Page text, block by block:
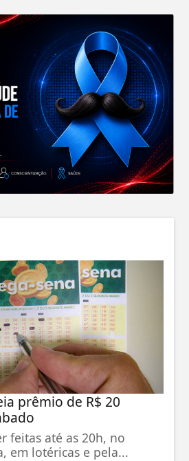
prêmio de R$ 20
feitas até as 20h, no
em lotéricas e pela...